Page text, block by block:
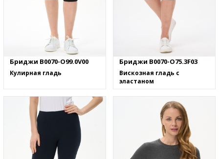
Бриджи B0070-O99.0V00
Кулирная гладь
Бриджи B0070-O75.3F03
Вискозная гладь с
эластаном